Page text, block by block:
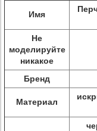
Имя
Не
моделируйте
никакое
Бренд
Материал